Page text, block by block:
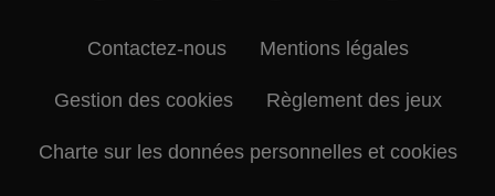
Contactez-nous Mentions légales
Gestion des cookies Règlement des jeux
Charte sur les données personnelles et cookies